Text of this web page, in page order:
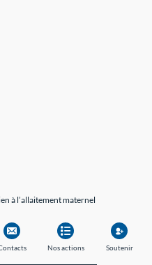
à l’allaitement maternel
Nos actions Soutenir